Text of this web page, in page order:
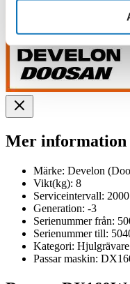
Mer information
Märke: Develon
Vikt(kg): 8
Serviceintervall: 2000
Generation: -3
Serienummer från:
Serienummer till:
Kategori: Hjulgrävare
Passar maskin: